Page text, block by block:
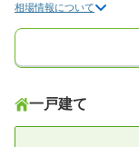
相場情報について
一戸建て